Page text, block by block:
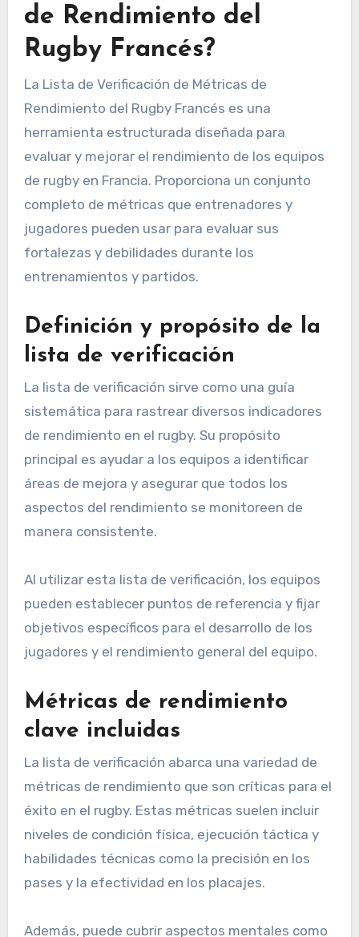
de Rendimiento del
Rugby Francés?
La Lista de Verificación de Métricas de
Rendimiento del Rugby Francés es una
herramienta estructurada diseñada para
evaluar y mejorar el rendimiento de los equipos
de rugby en Francia. Proporciona un conjunto
completo de métricas que entrenadores y
jugadores pueden usar para evaluar sus
fortalezas y debilidades durante los
entrenamientos y partidos.
Definición y propósito de la
lista de verificación
La lista de verificación sirve como una guía
sistemática para rastrear diversos indicadores
de rendimiento en el rugby. Su propósito
principal es ayudar a los equipos a identificar
áreas de mejora y asegurar que todos los
aspectos del rendimiento se monitoreen de
manera consistente.
Al utilizar esta lista de verificación, los equipos
pueden establecer puntos de referencia y fijar
objetivos específicos para el desarrollo de los
jugadores y el rendimiento general del equipo.
Métricas de rendimiento
clave incluidas
La lista de verificación abarca una variedad de
métricas de rendimiento que son críticas para el
éxito en el rugby. Estas métricas suelen incluir
niveles de condición física, ejecución táctica y
habilidades técnicas como la precisión en los
pases y la efectividad en los placajes.
Además, puede cubrir aspectos mentales como